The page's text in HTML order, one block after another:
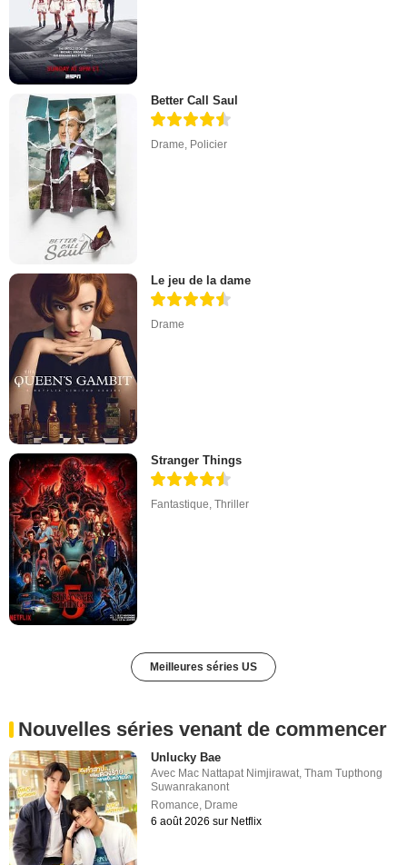
Better Call Saul
Drame Policier
Le jeu de la dame
Drame
Stranger Things
Fantastique,Thriller
Meilleures séries US
Nouvelles séries venant de commencer
Unlucky Bae
Avec Mac Nattapat Nimjirawat ,Tham Tupthong
Suwanrakanont
Romance Drame
6 août 2026 sur Netflix